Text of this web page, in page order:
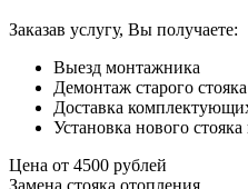
Заказав услугу, Вы получаете:
Выезд монтажника
Демонтаж старого
Доставка
Установка нового
Цена от 4500 рублей
Замена стояка отопления